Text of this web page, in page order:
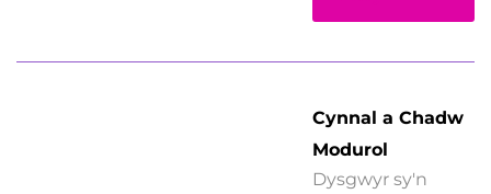
Cynnal a Chadw
Modurol
Dysgwyr sy'n